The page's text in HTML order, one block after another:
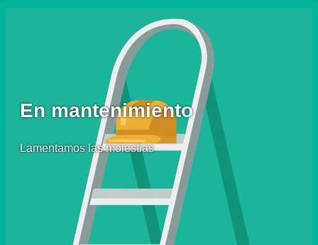
En mantenimiento
Lamentamos las molestias